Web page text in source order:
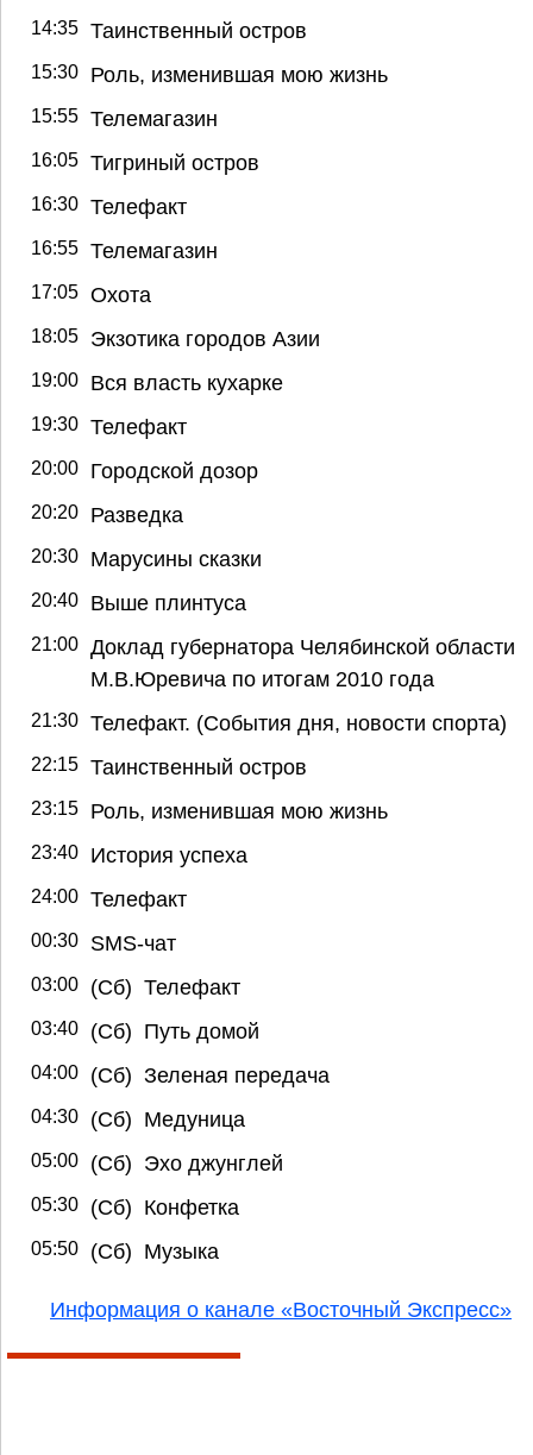
14:35 Таинственный остров
15:30 Роль, изменившая мою жизнь
15:55 Телемагазин
16:05 Тигриный остров
16:30 Телефакт
16:55 Телемагазин
17:05 Охота
18:05 Экзотика городов Азии
19:00 Вся власть кухарке
19:30 Телефакт
20:00 Городской дозор
20:20 Разведка
20:30 Марусины сказки
20:40 Выше плинтуса
21:00 Доклад губернатора Челябинской области
М.В.Юревича по итогам 2010 года
21:30 Телефакт. (События дня, новости спорта)
22:15 Таинственный остров
23:15 Роль, изменившая мою жизнь
23:40 История успеха
24:00 Телефакт
00:30 SMS-чат
03:00 (Сб) Телефакт
03:40 (Сб) Путь домой
04:00 (Сб) Зеленая передача
04:30 (Сб) Медуница
05:00 (Сб) Эхо джунглей
05:30 (Сб) Конфетка
05:50 (Сб) Музыка
Информация о канале «Восточный Экспресс»